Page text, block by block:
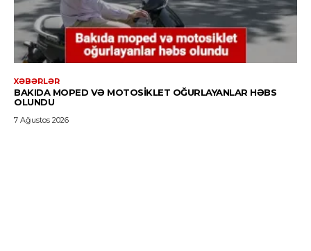
XƏBƏRLƏR
BAKIDA MOPED VƏ MOTOSIKLET OĞURLAYANLAR HƏBS
OLUNDU
7 Ağustos 2026